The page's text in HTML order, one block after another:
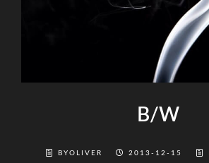
B/W
BYOLIVER 2013-12-15